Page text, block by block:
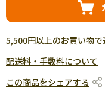
5,500円以上のお買い物
配送料・手数料について
この商品をシェアする